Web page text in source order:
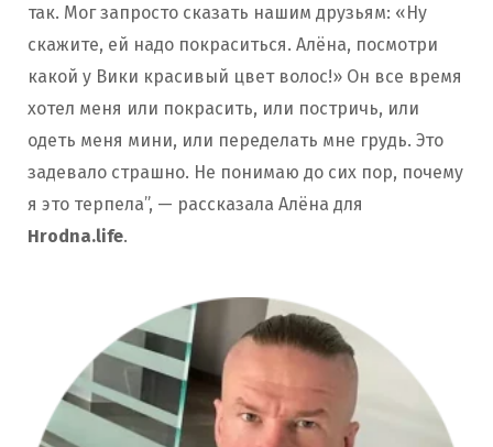
так. Мог запросто сказать нашим друзьям: «Ну
скажите, ей надо покраситься. Алёна, посмотри
какой у Вики красивый цвет волос!» Он все время
хотел меня или покрасить, или постричь, или
одеть меня мини, или переделать мне грудь. Это
задевало страшно. Не понимаю до сих пор, почему
я это терпела”, — рассказала Алёна для
Hrodna.life.